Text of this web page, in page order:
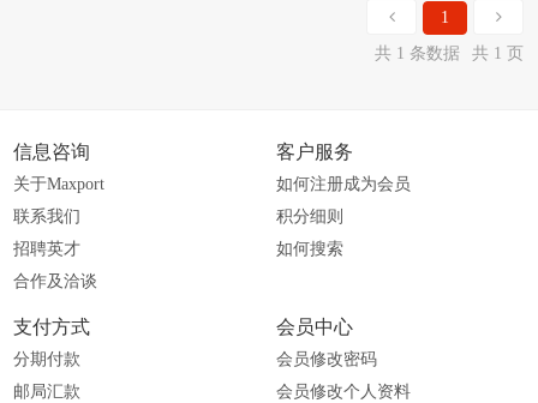
1
共 1 条数据
共 1 页
信息咨询
关于Maxport
联系我们
招聘英才
合作及洽谈
客户服务
如何注册成为会员
积分细则
如何搜索
支付方式
分期付款
邮局汇款
会员中心
会员修改密码
会员修改个人资料